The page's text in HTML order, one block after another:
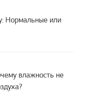
Нормальные или
влажность не